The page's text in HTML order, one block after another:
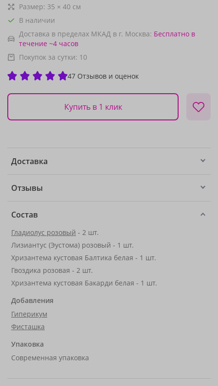
Размер: 35 × 40 см
В наличии
Доставка в пределах МКАД в г. Москва: Бесплатно в
течение ~4 часов
Покупок за сутки: 10
47 Отзывов и оценок
Купить в 1 клик
Доставка
Отзывы
Состав
Гладиолус розовый - 2 шт.
Лизиантус (Эустома) розовый - 1 шт.
Хризантема кустовая Балтика белая - 1 шт.
Гвоздика розовая - 2 шт.
Хризантема кустовая Бакарди белая - 1 шт.
Добавления
Гиперикум
Фисташка
Упаковка
Современная упаковка